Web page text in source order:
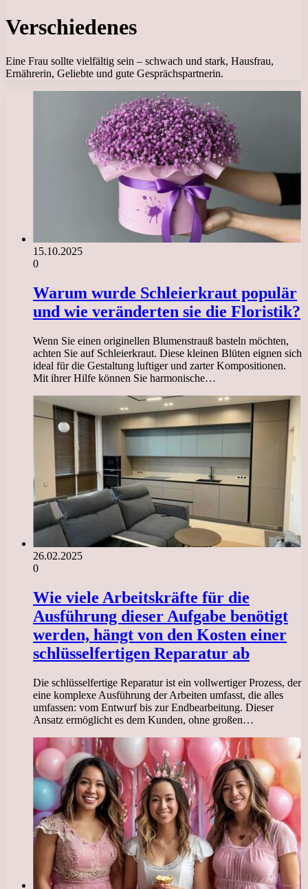
Verschiedenes
Eine Frau sollte vielfältig sein – schwach und stark, Hausfrau,
Ernährerin, Geliebte und gute Gesprächspartnerin.
15.10.2025
0
Warum wurde Schleierkraut populär
und wie veränderten sie die Floristik?
Wenn Sie einen originellen Blumenstrauß basteln möchten,
achten Sie auf Schleierkraut. Diese kleinen Blüten eignen sich
ideal für die Gestaltung luftiger und zarter Kompositionen.
Mit ihrer Hilfe können Sie harmonische…
26.02.2025
0
Wie viele Arbeitskräfte für die
Ausführung dieser Aufgabe benötigt
werden, hängt von den Kosten einer
schlüsselfertigen Reparatur ab
Die schlüsselfertige Reparatur ist ein vollwertiger Prozess, der
eine komplexe Ausführung der Arbeiten umfasst, die alles
umfassen: vom Entwurf bis zur Endbearbeitung. Dieser
Ansatz ermöglicht es dem Kunden, ohne großen…